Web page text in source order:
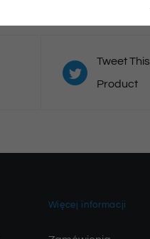
Tweet This
Product
Więcej informacji